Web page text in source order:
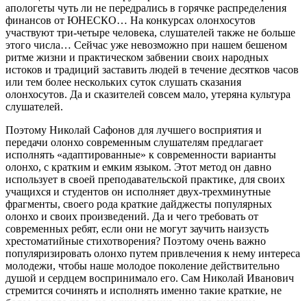
апологеты чуть ли не передрались в горячке распределения
финансов от ЮНЕСКО… На конкурсах олонхосутов
участвуют три-четыре человека, слушателей также не больше
этого числа… Сейчас уже невозможно при нашем бешеном
ритме жизни и практическом забвении своих народных
истоков и традиций заставить людей в течение десятков часов
или тем более нескольких суток слушать сказания
олонхосутов. Да и сказителей совсем мало, утеряна культура
слушателей.
Поэтому Николай Сафонов для лучшего восприятия и
передачи олонхо современным слушателям предлагает
исполнять «адаптированные» к современности варианты
олонхо, с кратким и емким языком. Этот метод он давно
использует в своей преподавательской практике, для своих
учащихся и студентов он исполняет двух-трехминутные
фрагменты, своего рода краткие дайджесты популярных
олонхо и своих произведений. Да и чего требовать от
современных ребят, если они не могут заучить наизусть
хрестоматийные стихотворения? Поэтому очень важно
популяризировать олонхо путем привлечения к нему интереса
молодежи, чтобы наше молодое поколение действительно
душой и сердцем воспринимало его. Сам Николай Иванович
стремится сочинять и исполнять именно такие краткие, не